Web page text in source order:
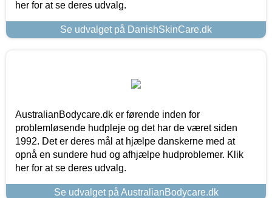
her for at se deres udvalg.
Se udvalget på DanishSkinCare.dk
AustralianBodycare.dk er førende inden for
problemløsende hudpleje og det har de været siden
1992. Det er deres mål at hjælpe danskerne med at
opnå en sundere hud og afhjælpe hudproblemer. Klik
her for at se deres udvalg.
Se udvalget på AustralianBodycare.dk